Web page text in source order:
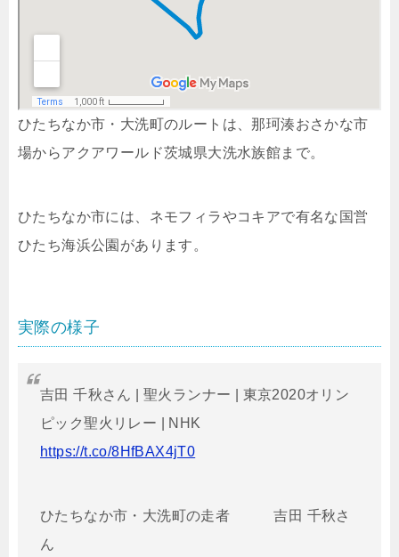
ひたちなか市・大洗町のルートは、那珂湊おさかな市
場からアクアワールド茨城県大洗水族館まで。
ひたちなか市には、ネモフィラやコキアで有名な国営
ひたち海浜公園があります。
実際の様子
吉田 千秋さん | 聖火ランナー | 東京2020オリン
ピック聖火リレー | NHK
https://t.co/8HfBAX4jT0
ひたちなか市・大洗町の走者 吉田 千秋さ
ん